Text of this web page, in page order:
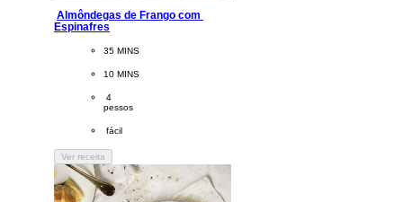
Almôndegas de Frango com
Espinafres
CookingTime
35 MINS
PreparationTime
10 MINS
Servings
4
pessos
Difficulty
fácil
Ver receita